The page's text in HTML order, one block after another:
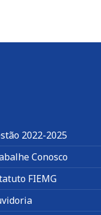
2022-2025
Conosco
FIEMG